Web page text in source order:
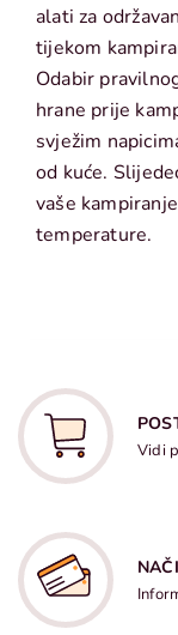
alati za
tijekom
Odabir
hrane prije
svježim
od kuće.
vaše
temperature.
Vidi